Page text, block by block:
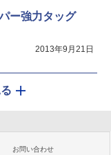
ー強力タッグ
2013年9月21日
お問い合わせ